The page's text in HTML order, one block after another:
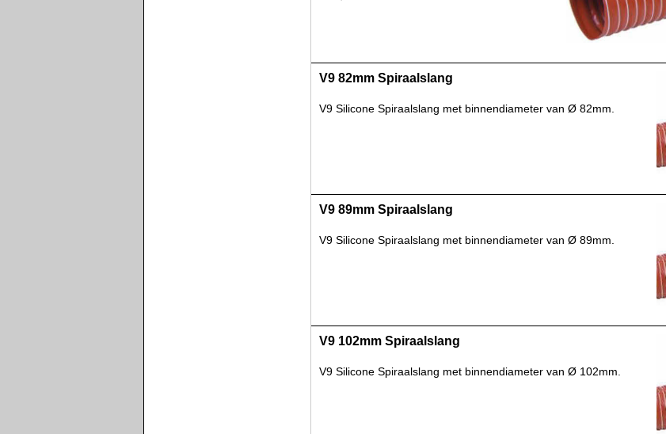
V9 82mm Spiraalslang
V9 Silicone Spiraalslang met binnendiameter van Ø 82mm.
V9 89mm Spiraalslang
V9 Silicone Spiraalslang met binnendiameter van Ø 89mm.
V9 102mm Spiraalslang
V9 Silicone Spiraalslang met binnendiameter van Ø 102mm.